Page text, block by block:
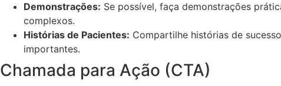
Demonstrações: Se possível, faça demonstrações
complexos.
Histórias de Pacientes: Compartilhe histórias de
importantes.
Chamada para Ação (CTA)